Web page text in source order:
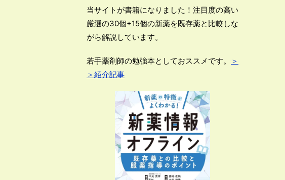
当サイトが書籍になりました！注目度の高い
厳選の30個+15個の新薬を既存薬と比較しな
がら解説しています。
若手薬剤師の勉強本としておススメです。
＞
＞紹介記事